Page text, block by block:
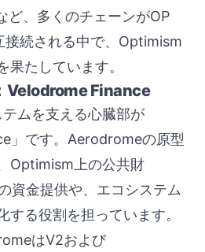
ど、多くのチェーンがOP
接続される中で、Optimism
果たしています。
Velodrome Finance
ムを支える心臓部が
」です。Aerodromeの原型
Optimism上の公共財
資金提供や、エコシステム
する役割を担っています。
はV2および